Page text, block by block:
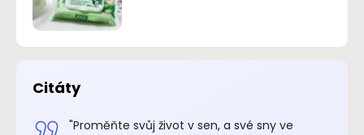
Citáty
"Proměňte svůj život v sen, a své sny ve